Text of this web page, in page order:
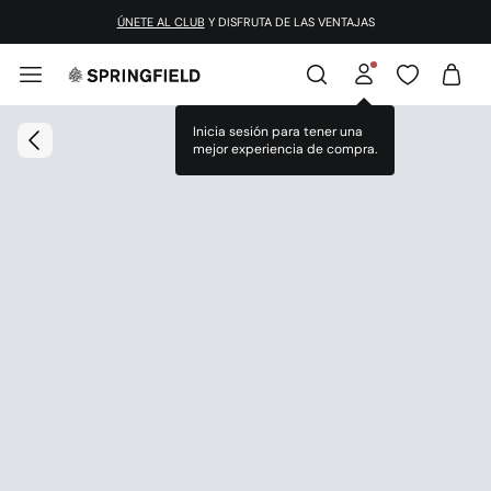
ÚNETE AL CLUB Y DISFRUTA DE LAS VENTAJAS
Inicia sesión para tener una
mejor experiencia de compra.